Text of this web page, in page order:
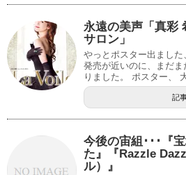
永遠の美声「真彩
サロン」
やっとポスター出まし
発売が近いのに、まだ
りました。 ポスター、
記
今後の宙組･･･『
た』『Razzle
ル）』